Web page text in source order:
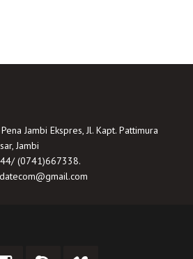
Jambi Ekspres, Jl. Kapt. Pattimura
Jambi
(0741)667338.